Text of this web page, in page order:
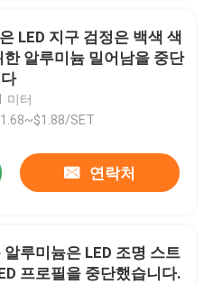
LED 지구 검정은 백색 색
한 알루미늄 밀어남을 중단
미터
SET
연락처
알루미늄은 LED 조명 스트
프로필을 중단했습니다.